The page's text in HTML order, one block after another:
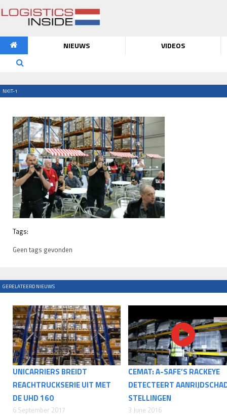
NIEUWS VIDEOS
NKIT-1
Tags:
Geen tags gevonden
GERELATEERD NIEUWS
UNICARRIERS BREIDT
REACHTRUCKSERIE UIT MET
DE UHD 160
6 September 2017
CEMAT: A-SAFE’S RACKEYE
DETECTEERT
STELLINGEN
3 June 2016